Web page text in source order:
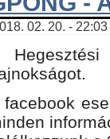
02. 20. -
facebook